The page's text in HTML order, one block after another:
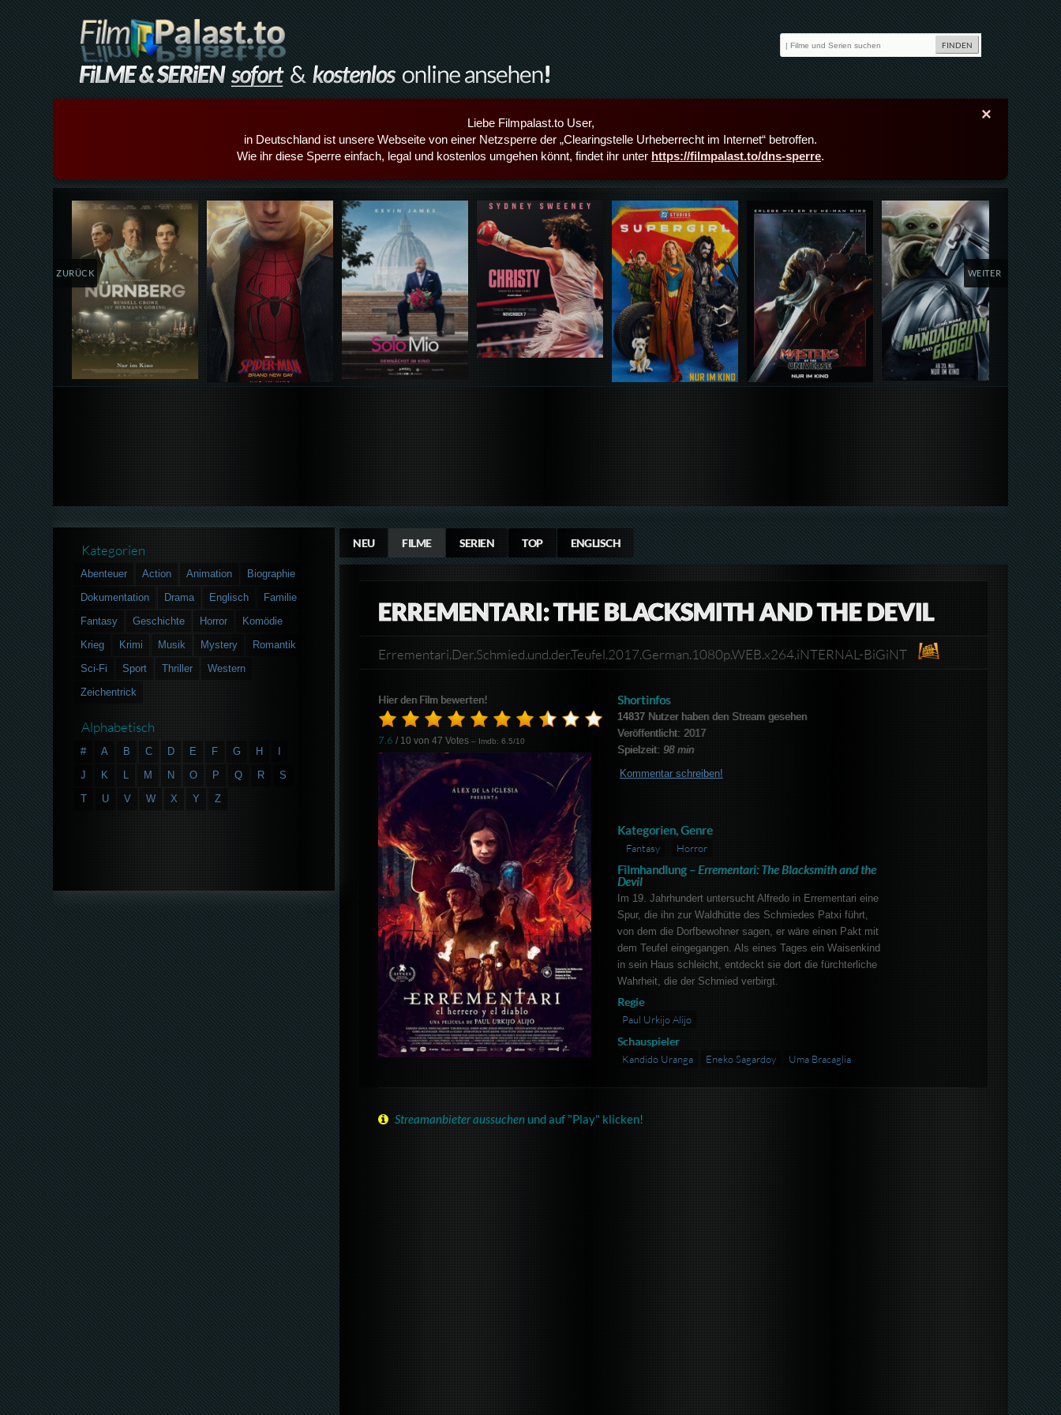
×
Liebe Filmpalast.to User,
in Deutschland ist unsere Webseite von einer Netzsperre der „Clearingstelle Urheberrecht im Internet“ betroffen.
Wie ihr diese Sperre einfach, legal und kostenlos umgehen könnt, findet ihr unter https://filmpalast.to/dns-sperre.
Details,Play Details,Play Details,Play Details,Play Details,Play Details,Play Details,Play
ZURÜCK WEITER
NEU FILME SERIEN TOP ENGLISCH
ERREMENTARI: THE BLACKSMITH AND THE DEVIL
Errementari.Der.Schmied.und.der.Teufel.2017.German.1080p.WEB.x264.iNTERNAL-BiGiNT
Hier den Film bewerten!
7.6 / 10 von47 Votes – Imdb: 6.5/10
Shortinfos
14837Nutzer haben den Stream gesehen
Veröffentlicht: 2017
Spielzeit: 98 min
Kommentar schreiben!
Kategorien, Genre
Fantasy Horror
Filmhandlung – Errementari: The Blacksmith and the
Devil
Im 19. Jahrhundert untersucht Alfredo in Errementari eine
Spur, die ihn zur Waldhütte des Schmiedes Patxi führt,
von dem die Dorfbewohner sagen, er wäre einen Pakt mit
dem Teufel eingegangen. Als eines Tages ein Waisenkind
in sein Haus schleicht, entdeckt sie dort die fürchterliche
Wahrheit, die der Schmied verbirgt.
Regie
Paul Urkijo Alijo
Schauspieler
Kandido Uranga Eneko Sagardoy Uma Bracaglia
Streamanbieter aussuchen und auf "Play" klicken!
Kategorien
Abenteuer Action Animation
Biographie
Dokumentation
Drama Englisch
Familie
Fantasy
Geschichte Horror
Komödie
Krieg
Krimi Musik Mystery
Romantik
Sci-Fi
Sport Thriller
Western
Zeichentrick
Alphabetisch
# A B C D E F G H
J
K L M N O P Q R
S
T
U V W X Y Z